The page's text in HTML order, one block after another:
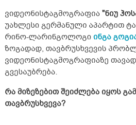
ვიდეონისტაგმოგრაფია "ნიუ
უახლესი გერმანული აპარტით
რინო-ლარინგოლოგი ინგა
ზოგადად, თავბრუსხვევის
ვიდეონისტაგმოგრაფიაზე
გვესაუბრება.
რა მიზეზებით შეიძლება იყოს
თავბრუსხვევა?